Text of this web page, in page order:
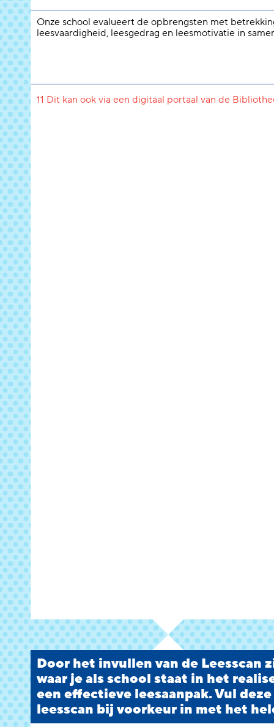
Onze school evalueert de opbrengsten met
leesvaardigheid, leesgedrag en leesmotivatie in
11 Dit kan ook via een digitaal portaal van de
Door het invullen van de Leesscan
waar je als school staat in het
een effectieve leesaanpak. Vul deze
leesscan bij voorkeur in met het